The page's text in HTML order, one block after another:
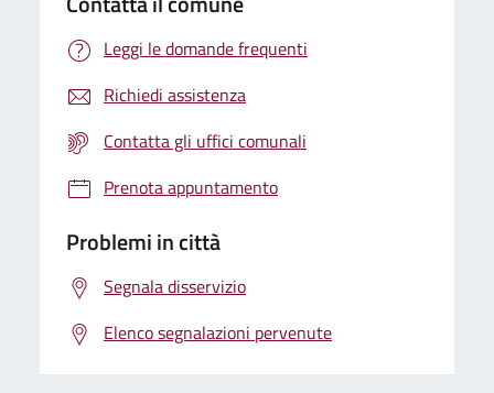
Leggi le domande frequenti
Richiedi assistenza
Contatta gli uffici comunali
Prenota appuntamento
Problemi in città
Segnala disservizio
Elenco segnalazioni pervenute